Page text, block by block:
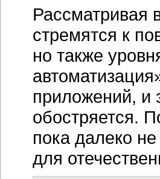
Рассматривая
стремятся к
но также
приложений, и
обостряется.
пока далеко
для